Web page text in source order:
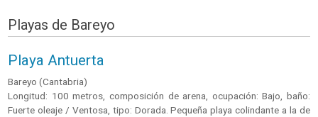
Playas de Bareyo
Playa Antuerta
Bareyo (Cantabria)
Longitud: 100 metros, composición de arena, ocupación: Bajo, baño:
Fuerte oleaje / Ventosa, tipo: Dorada. Pequeña playa colindante a la de